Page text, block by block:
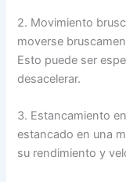
2. Movimiento
moverse
Esto puede ser
desacelerar.
3. Estancamiento
estancado en una
su rendimiento y